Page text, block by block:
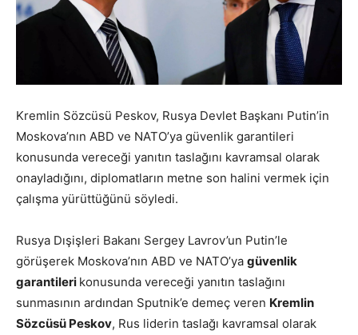
Kremlin Sözcüsü Peskov, Rusya Devlet Başkanı Putin’in
Moskova’nın ABD ve NATO’ya güvenlik garantileri
konusunda vereceği yanıtın taslağını kavramsal olarak
onayladığını, diplomatların metne son halini vermek için
çalışma yürüttüğünü söyledi.
Rusya Dışişleri Bakanı Sergey Lavrov’un Putin’le
görüşerek Moskova’nın ABD ve NATO’ya güvenlik
garantileri konusunda vereceği yanıtın taslağını
sunmasının ardından Sputnik’e demeç veren Kremlin
Sözcüsü Peskov, Rus liderin taslağı kavramsal olarak